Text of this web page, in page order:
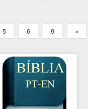
5 6 9 »